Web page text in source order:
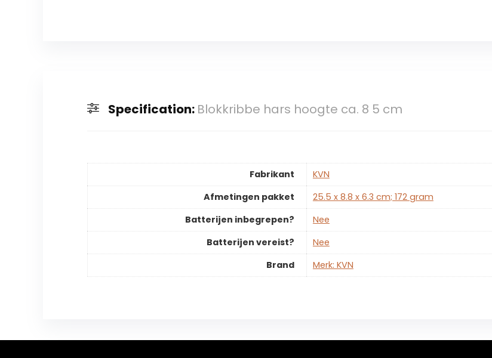
Specification: Blokkribbe hars hoogte ca. 8 5 cm
Fabrikant
‎KVN
Afmetingen pakket
‎25.5 x 8.8 x 6.3 cm; 172 gram
Batterijen inbegrepen?
‎Nee
Batterijen vereist?
‎Nee
Brand
Merk: KVN